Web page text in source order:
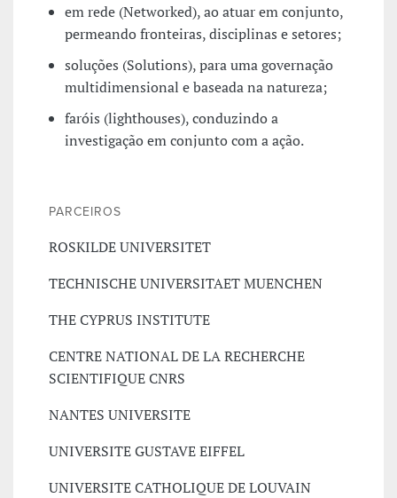
em rede (Networked), ao atuar em conjunto,
permeando fronteiras, disciplinas e setores;
soluções (Solutions), para uma governação
multidimensional e baseada na natureza;
faróis (lighthouses), conduzindo a
investigação em conjunto com a ação.
PARCEIROS
ROSKILDE UNIVERSITET
TECHNISCHE UNIVERSITAET MUENCHEN
THE CYPRUS INSTITUTE
CENTRE NATIONAL DE LA RECHERCHE
SCIENTIFIQUE CNRS
NANTES UNIVERSITE
UNIVERSITE GUSTAVE EIFFEL
UNIVERSITE CATHOLIQUE DE LOUVAIN